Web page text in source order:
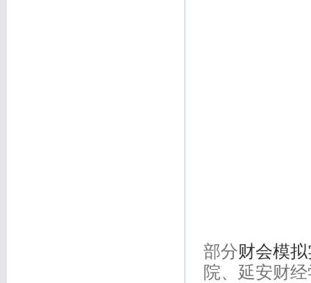
部分财会模
院、延安财